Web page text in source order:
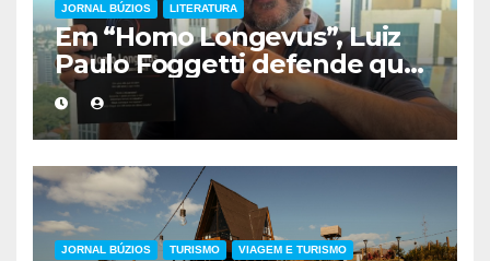
JORNAL BÚZIOS LITERATURA
Em “Homo Longevus”, Luiz
Paulo Foggetti defende que
viver mais exigirá uma nova
forma de encarar a vida
JORNAL BÚZIOS TURISMO VIAGEM E TURISMO